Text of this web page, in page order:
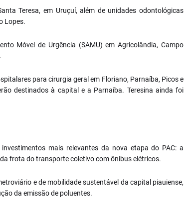
Teresa, em Uruçuí, além de unidades odontológicas
Lopes.
Móvel de Urgência (SAMU) em Agricolândia, Campo
para cirurgia geral em Floriano, Parnaíba, Picos e
destinados à capital e a Parnaíba. Teresina ainda foi
mais relevantes da nova etapa do PAC: a
frota do transporte coletivo com ônibus elétricos.
e de mobilidade sustentável da capital piauiense,
da emissão de poluentes.